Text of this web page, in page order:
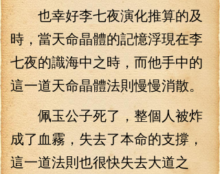
也幸好李七夜演化推算的及
時，當天命晶體的記憶浮現在李
七夜的識海中之時，而他手中的
這一道天命晶體法則慢慢消散。
佩玉公子死了，整個人被炸
成了血霧，失去了本命的支撐，
這一道法則也很快失去大道之